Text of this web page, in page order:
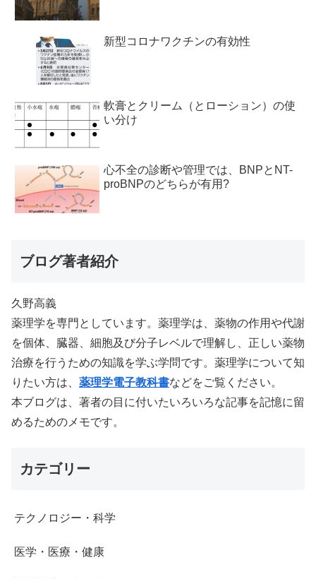
新型コロナワクチンの有効性
軟膏とクリーム（とローション）の使
い分け
心不全の診断や管理では、BNPとNT-
proBNPのどちらが有用?
ブログ著者紹介
久野高義
薬理学を専門としています。薬理学は、薬物の作用や代謝
を個体、臓器、細胞及び分子レベルで理解し、正しい薬物
治療を行うための知識を学ぶ学問です。薬理学について知
りたい方は、 薬理学電子教科書などをご覧ください。
本ブログは、著者の目に付いたいろいろな記事を記憶に留
めるためのメモです。
カテゴリー
テクノロジー・科学
医学・医療・健康